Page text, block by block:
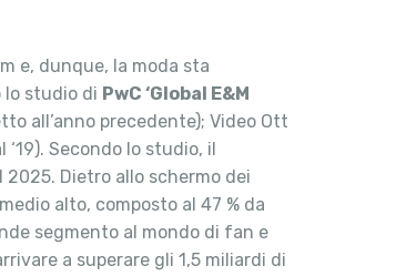
e, dunque, la moda sta
lo studio di PwC ‘Global E&M
all’anno precedente); Video Ott
Secondo lo studio, il
Dietro allo schermo dei
alto, composto al 47 % da
segmento al mondo di fan e
a superare gli 1,5 miliardi di